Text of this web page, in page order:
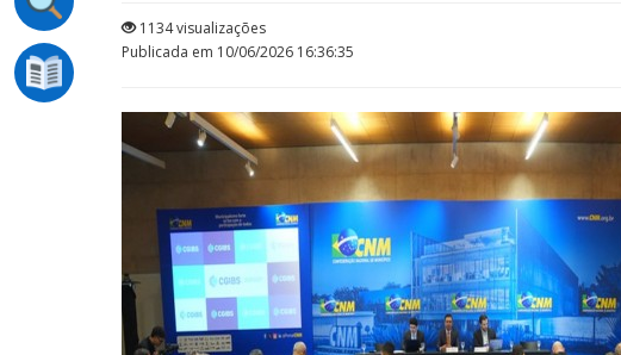
1134 visualizações
Publicada em 10/06/2026 16:36:35